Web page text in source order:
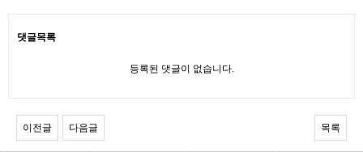
댓글목록
등록된 댓글이 없습니다.
이전글 다음글 목록